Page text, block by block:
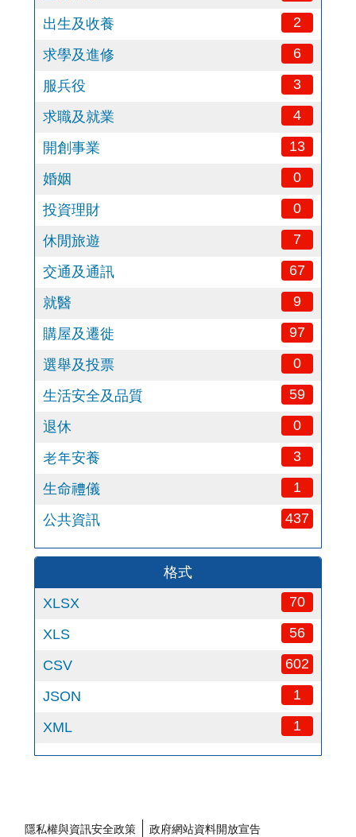
出生及收養 2
求學及進修 6
服兵役 3
求職及就業 4
開創事業 13
婚姻 0
投資理財 0
休閒旅遊 7
交通及通訊 67
就醫 9
購屋及遷徙 97
選舉及投票 0
生活安全及品質 59
退休 0
老年安養 3
生命禮儀 1
公共資訊 437
格式
XLSX
70
XLS 56
CSV 602
JSON 1
XML 1
隱私權與資訊安全政策 政府網站資料開放宣告